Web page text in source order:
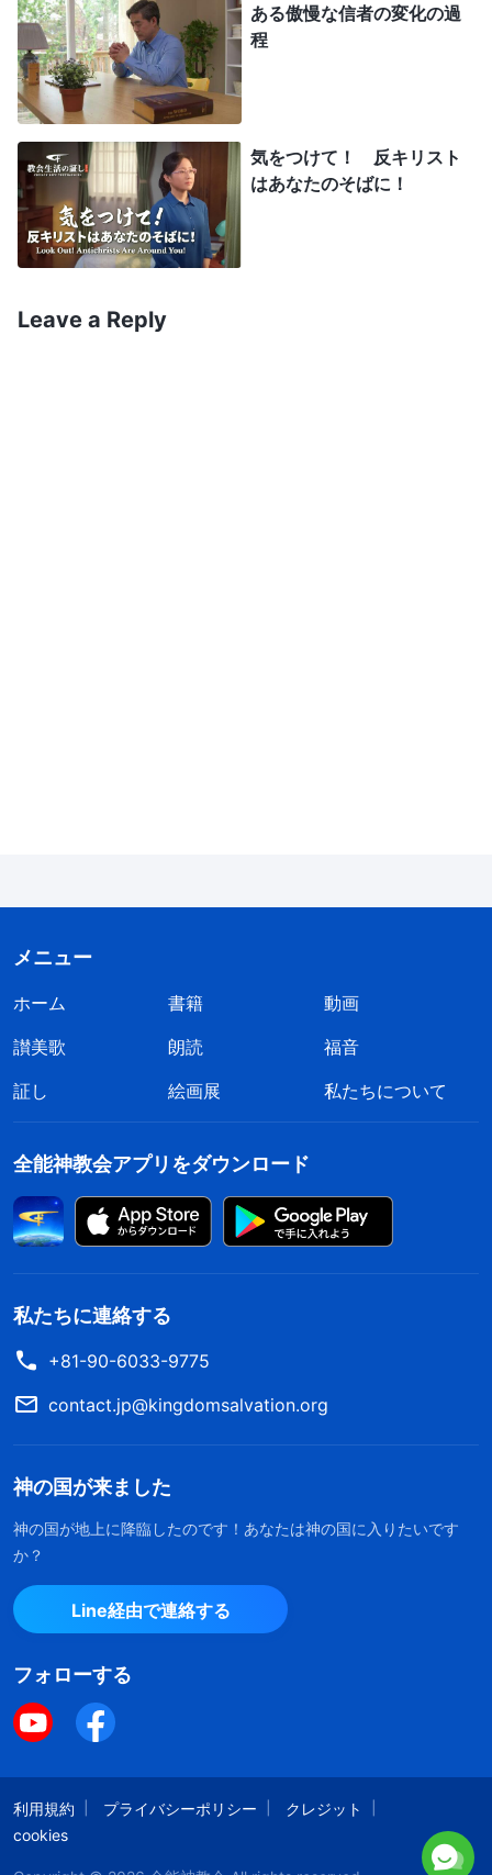
前に出て救いを受けるのが大事なの。一刻も早く帰
宅して、集会に出たかった。みんなに伝えたかった
の。神の導きで災害から逃れたことを。神の愛と業
を見たって伝え。
その日帰宅する途中、わたしはずっと考えて
た。離れていったわたしを神が守ってくださったの
はなぜ？ 教会のアプリを開いて全能神の御言葉を
により、人間は災害を次々と回避する一方で、人間
いるのは誰かを認識させるための継続した努力で
す。創造主は誰であるか、誰を礼拝すべきか、どの
るべきかを人間に認識させるための手段です。人間
が神の心を知り、理解し、神の人間を救う働きの背
後にある大いなる慈しみと思いを理解するように、
人間の心を次第に蘇らせるための手段です。人間の
心が蘇ると、人間は退廃し堕落した性質で生きるこ
とを望まなくなり、その代わりに神を満足させるた
めに真理を追い求めることを望むようになります。
人間の心が目覚めると、人間はサタンと完全に訣別
り、サタンに支配されることも騙されることもなく
なります。その代わりに、人間は神の働きと言葉に
積極的に協力して神の心を満足させることができ、
神を畏れ、悪を避けることができるようになりま
す。これが神の働きの元来の目的です
」
ることについて』「唯一無二の神自身 I.」〔『言葉』第2
巻〕）。これを読んで感動した。神の愛と慈悲を見
たからよ。わたしはお金を求めて集会を諦めたか
は奇跡でわたしを守り、見捨てはしなかった。お金
を欲しがるのをやめて目を覚まし、神の前に出て真
本当に幸運だった。神からの機会を無駄にはできな
い。悔い改めて肉の快楽を捨て、教会で本分を尽く
さなければ。
ある傲慢な信者の変化の過
程
気をつけて！ 反キリスト
はあなたのそばに！
Leave a Reply
メニュー
ホーム 書籍
動画
讃美歌
朗読
福音
証し
絵画展 私たちについて
全能神教会アプリをダウンロード
私たちに連絡する
+81-90-6033-9775
contact.jp@kingdomsalvation.org
神の国が来ました
神の国が地上に降臨したのです！あなたは神の国に入りたいです
か？
Line経由で連絡する
フォローする
利用規約 プライバシーポリシー
クレジット
cookies